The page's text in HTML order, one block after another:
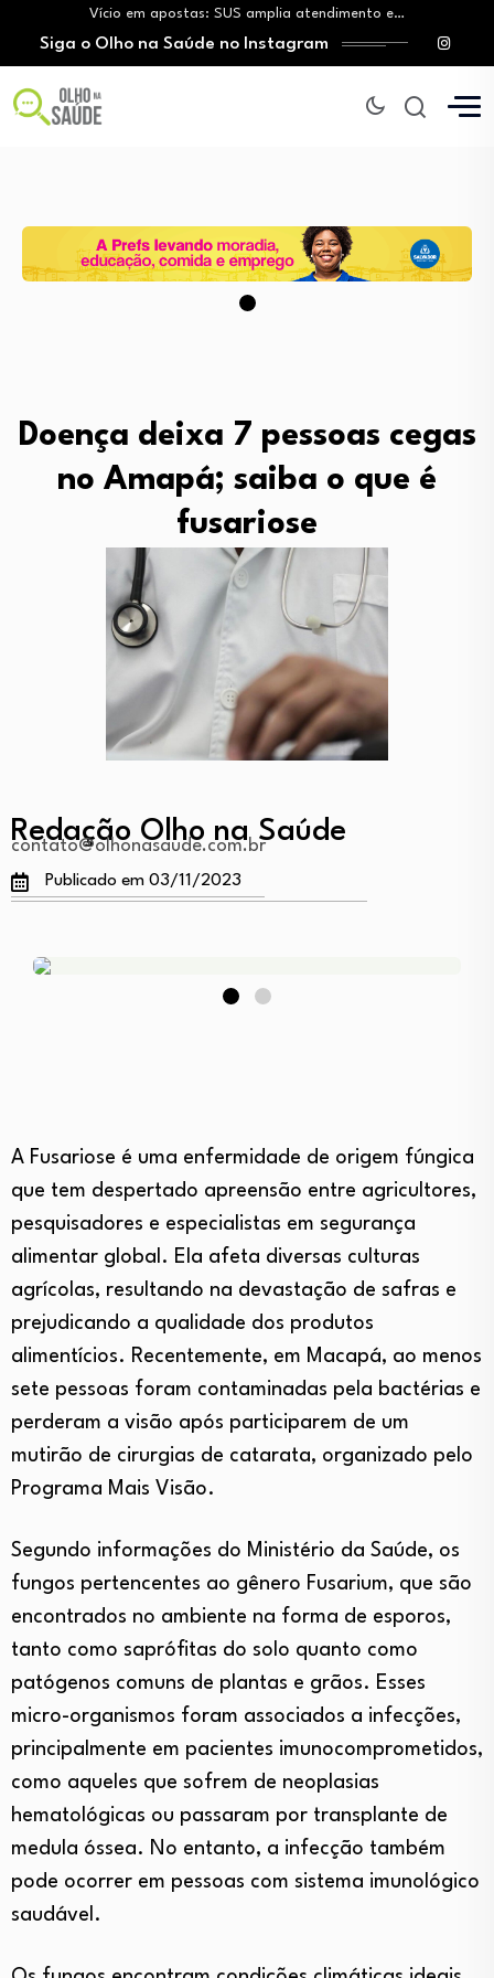
Vício em apostas: SUS amplia atendimento e…
Tratamento do câncer de mama e a…
Vingança da hora de dormir: O novo…
Mitos sobre a testosterona colocam em risco…
Siga o Olho na Saúde no Instagram
Doença deixa 7 pessoas cegas
no Amapá; saiba o que é
fusariose
Redação Olho na Saúde
contato@olhonasaude.com.br
Publicado em 03/11/2023
A Fusariose é uma enfermidade de origem fúngica
que tem despertado apreensão entre agricultores,
pesquisadores e especialistas em segurança
alimentar global. Ela afeta diversas culturas
agrícolas, resultando na devastação de safras e
prejudicando a qualidade dos produtos
alimentícios. Recentemente, em Macapá, ao menos
sete pessoas foram contaminadas pela bactérias e
perderam a visão após participarem de um
mutirão de cirurgias de catarata, organizado pelo
Programa Mais Visão.
Segundo informações do Ministério da Saúde, os
fungos pertencentes ao gênero Fusarium, que são
encontrados no ambiente na forma de esporos,
tanto como saprófitas do solo quanto como
patógenos comuns de plantas e grãos. Esses
micro-organismos foram associados a infecções,
principalmente em pacientes imunocomprometidos,
como aqueles que sofrem de neoplasias
hematológicas ou passaram por transplante de
medula óssea. No entanto, a infecção também
pode ocorrer em pessoas com sistema imunológico
saudável.